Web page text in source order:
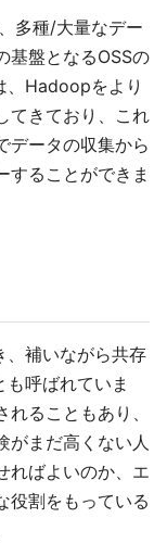
多種/大量なデー
基盤となるOSSの
、Hadoopをより
てきており、これ
データの収集から
することができま
、補いながら共存
呼ばれていま
ることもあり、
がまだ高くない人
ればよいのか、エ
役割をもっている